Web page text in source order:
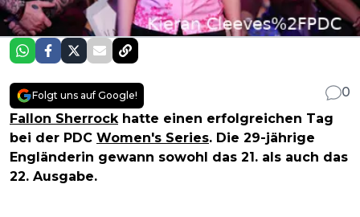
Folgt uns auf Google!
0
Fallon Sherrockhatte einen erfolgreichen Tag
bei der PDC Women's Series. Die 29-jährige
Engländerin gewann sowohl das 21. als auch das
22. Ausgabe.